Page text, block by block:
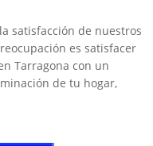
satisfacción de nuestros
es satisfacer
Tarragona con un
de tu hogar,